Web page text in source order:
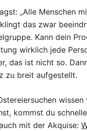
„Alle Menschen
das zwar
Kann dein
wirklich jede
das ist nicht so.
zu breit aufgestellt.
wissen
kommst du
mit der Akquise: